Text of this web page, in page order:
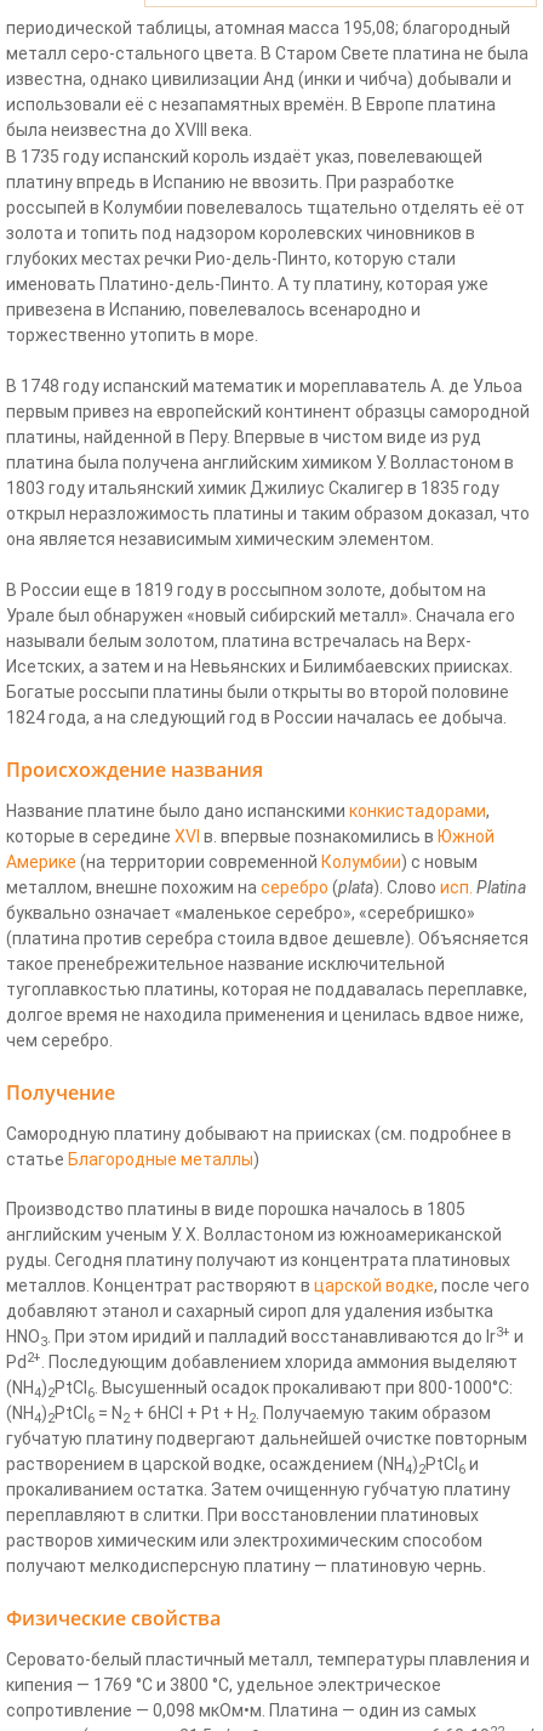
периодической таблицы, атомная масса 195,08; благородный
металл серо-стального цвета. В Старом Свете платина не была
известна, однако цивилизации Анд (инки и чибча) добывали и
использовали её с незапамятных времён. В Европе платина
была неизвестна до XVIII века.
В 1735 году испанский король издаёт указ, повелевающей
платину впредь в Испанию не ввозить. При разработке
россыпей в Колумбии повелевалось тщательно отделять её от
золота и топить под надзором королевских чиновников в
глубоких местах речки Рио-дель-Пинто, которую стали
именовать Платино-дель-Пинто. А ту платину, которая уже
привезена в Испанию, повелевалось всенародно и
торжественно утопить в море.
В 1748 году испанский математик и мореплаватель А. де Ульоа
первым привез на европейский континент образцы самородной
платины, найденной в Перу. Впервые в чистом виде из руд
платина была получена английским химиком У. Волластоном в
1803 году итальянский химик Джилиус Скалигер в 1835 году
открыл неразложимость платины и таким образом доказал, что
она является независимым химическим элементом.
В России еще в 1819 году в россыпном золоте, добытом на
Урале был обнаружен «новый сибирский металл». Сначала его
называли белым золотом, платина встречалась на Верх-
Исетских, а затем и на Невьянских и Билимбаевских приисках.
Богатые россыпи платины были открыты во второй половине
1824 года, а на следующий год в России началась ее добыча.
Происхождение названия
Название платине было дано испанскими конкистадорами,
которые в середине XVI в. впервые познакомились в Южной
Америке (на территории современной Колумбии) с новым
металлом, внешне похожим насеребро (plata). Слово исп. Platina
буквально означает «маленькое серебро», «серебришко»
(платина против серебра стоила вдвое дешевле). Объясняется
такое пренебрежительное название исключительной
тугоплавкостью платины, которая не поддавалась переплавке,
долгое время не находила применения и ценилась вдвое ниже,
чем серебро.
Получение
Самородную платину добывают на приисках (см. подробнее в
статье Благородные металлы)
Производство платины в виде порошка началось в 1805
английским ученым У. Х. Волластоном из южноамериканской
руды. Сегодня платину получают из концентрата платиновых
металлов. Концентрат растворяют в царской водке, после чего
добавляют этанол и сахарный сироп для удаления избытка
HNO3. При этом иридий и палладий восстанавливаются до Ir3+ и
Pd 2+. Последующим добавлением хлорида аммония выделяют
(NH4)2PtCl 6. Высушенный осадок прокаливают при 800-1000°C:
(NH4)2PtCl 6 = N 2 + 6HCl + Pt + H 2. Получаемую таким образом
губчатую платину подвергают дальнейшей очистке повторным
растворением в царской водке, осаждением (NH4)2PtCl 6 и
прокаливанием остатка. Затем очищенную губчатую платину
переплавляют в слитки. При восстановлении платиновых
растворов химическим или электрохимическим способом
получают мелкодисперсную платину — платиновую чернь.
Физические свойства
Серовато-белый пластичный металл, температуры плавления и
кипения — 1769 °C и 3800 °C, удельное электрическое
сопротивление — 0,098 мкОм•м. Платина — один из самых